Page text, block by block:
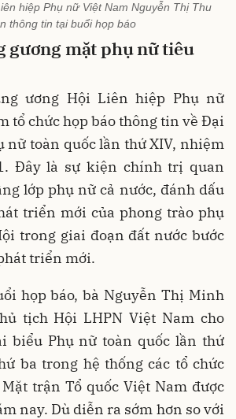
hiệp Phụ nữ Việt Nam Nguyễn Thị Thu
thông tin tại buổi họp báo
gương mặt phụ nữ tiêu
ương Hội Liên hiệp Phụ nữ
tổ chức họp báo thông tin về Đại
nữ toàn quốc lần thứ XIV, nhiệm
Đây là sự kiện chính trị quan
lớp phụ nữ cả nước, đánh dấu
triển mới của phong trào phụ
trong giai đoạn đất nước bước
triển mới.
họp báo, bà Nguyễn Thị Minh
tịch Hội LHPN Việt Nam cho
biểu Phụ nữ toàn quốc lần thứ
ba trong hệ thống các tổ chức
trận Tổ quốc Việt Nam được
nay. Dù diễn ra sớm hơn so với